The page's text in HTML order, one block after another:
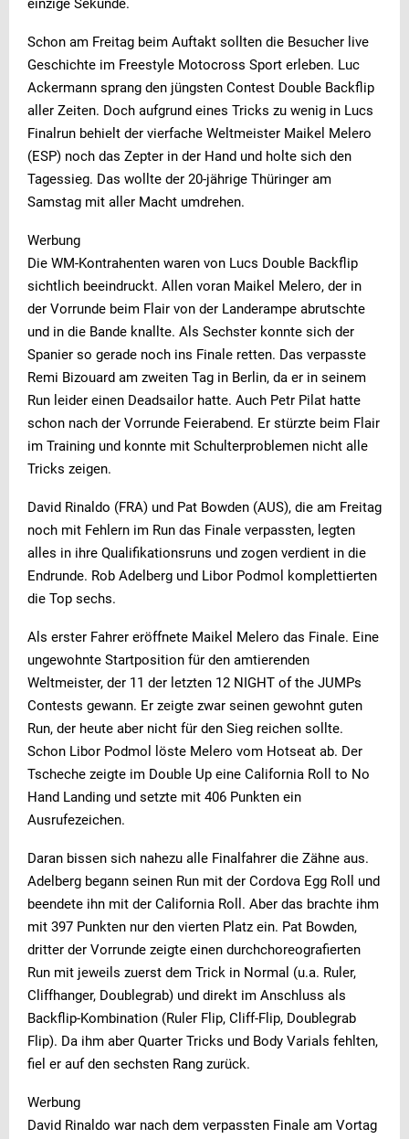
einzige Sekunde.
Schon am Freitag beim Auftakt sollten die Besucher live
Geschichte im Freestyle Motocross Sport erleben. Luc
Ackermann sprang den jüngsten Contest Double Backflip
aller Zeiten. Doch aufgrund eines Tricks zu wenig in Lucs
Finalrun behielt der vierfache Weltmeister Maikel Melero
(ESP) noch das Zepter in der Hand und holte sich den
Tagessieg. Das wollte der 20-jährige Thüringer am
Samstag mit aller Macht umdrehen.
Werbung
Die WM-Kontrahenten waren von Lucs Double Backflip
sichtlich beeindruckt. Allen voran Maikel Melero, der in
der Vorrunde beim Flair von der Landerampe abrutschte
und in die Bande knallte. Als Sechster konnte sich der
Spanier so gerade noch ins Finale retten. Das verpasste
Remi Bizouard am zweiten Tag in Berlin, da er in seinem
Run leider einen Deadsailor hatte. Auch Petr Pilat hatte
schon nach der Vorrunde Feierabend. Er stürzte beim Flair
im Training und konnte mit Schulterproblemen nicht alle
Tricks zeigen.
David Rinaldo (FRA) und Pat Bowden (AUS), die am Freitag
noch mit Fehlern im Run das Finale verpassten, legten
alles in ihre Qualifikationsruns und zogen verdient in die
Endrunde. Rob Adelberg und Libor Podmol komplettierten
die Top sechs.
Als erster Fahrer eröffnete Maikel Melero das Finale. Eine
ungewohnte Startposition für den amtierenden
Weltmeister, der 11 der letzten 12 NIGHT of the JUMPs
Contests gewann. Er zeigte zwar seinen gewohnt guten
Run, der heute aber nicht für den Sieg reichen sollte.
Schon Libor Podmol löste Melero vom Hotseat ab. Der
Tscheche zeigte im Double Up eine California Roll to No
Hand Landing und setzte mit 406 Punkten ein
Ausrufezeichen.
Daran bissen sich nahezu alle Finalfahrer die Zähne aus.
Adelberg begann seinen Run mit der Cordova Egg Roll und
beendete ihn mit der California Roll. Aber das brachte ihm
mit 397 Punkten nur den vierten Platz ein. Pat Bowden,
dritter der Vorrunde zeigte einen durchchoreografierten
Run mit jeweils zuerst dem Trick in Normal (u.a. Ruler,
Cliffhanger, Doublegrab) und direkt im Anschluss als
Backflip-Kombination (Ruler Flip, Cliff-Flip, Doublegrab
Flip). Da ihm aber Quarter Tricks und Body Varials fehlten,
fiel er auf den sechsten Rang zurück.
Werbung
David Rinaldo war nach dem verpassten Finale am Vortag